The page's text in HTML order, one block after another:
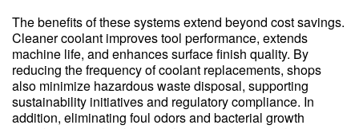
The benefits of these systems extend beyond cost savings.
Cleaner coolant improves tool performance, extends
machine life, and enhances surface finish quality. By
reducing the frequency of coolant replacements, shops
also minimize hazardous waste disposal, supporting
sustainability initiatives and regulatory compliance. In
addition, eliminating foul odors and bacterial growth